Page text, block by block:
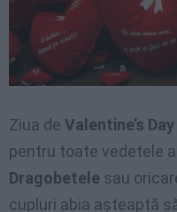
Ziua de Valentine’s Day
pentru toate vedetele
Dragobetele sau
cupluri abia aşteaptă